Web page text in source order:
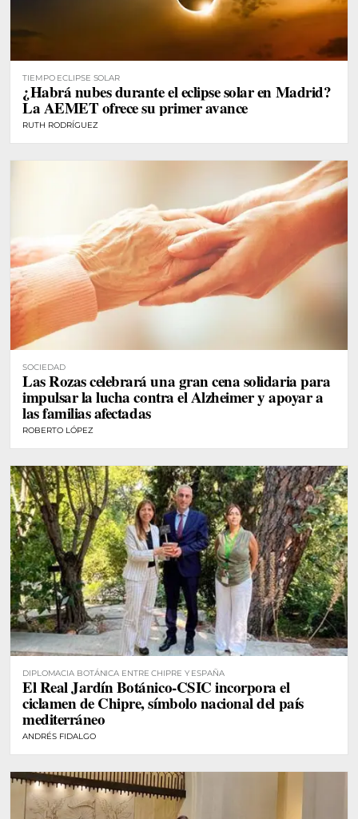
TIEMPO ECLIPSE SOLAR
¿Habrá nubes durante el eclipse solar en Madrid?
La AEMET ofrece su primer avance
RUTH RODRÍGUEZ
SOCIEDAD
Las Rozas celebrará una gran cena solidaria para
impulsar la lucha contra el Alzheimer y apoyar a
las familias afectadas
ROBERTO LÓPEZ
DIPLOMACIA BOTÁNICA ENTRE CHIPRE Y ESPAÑA
El Real Jardín Botánico-CSIC incorpora el
ciclamen de Chipre, símbolo nacional del país
mediterráneo
ANDRÉS FIDALGO